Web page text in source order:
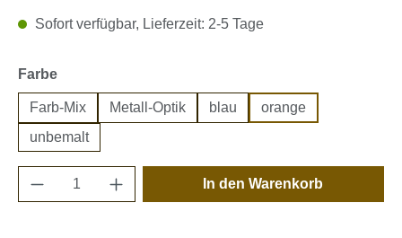
Sofort verfügbar, Lieferzeit: 2-5 Tage
Farbeauswählen
Farb-Mix Metall-Optik blau
orange
unbemalt
Produkt Anzahl: Gib den gewünschten
In den Warenkorb